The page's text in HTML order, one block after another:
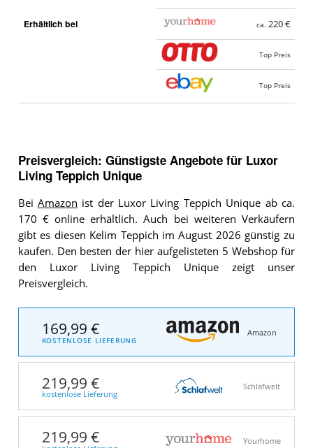
Erhältlich bei ca. 220 €
Top Preis
Top Preis
Preisvergleich: Günstigste Angebote für Luxor
Living Teppich Unique
BeiAmazon ist der Luxor Living Teppich Unique ab ca.
170 € online erhältlich. Auch bei weiteren Verkäufern
gibt es diesen Kelim Teppich im August 2026 günstig zu
kaufen. Den besten der hier aufgelisteten 5 Webshop für
den Luxor Living Teppich Unique zeigt unser
Preisvergleich.
169,99 €
KOSTENLOSE LIEFERUNG
Amazon
219,99 €
kostenlose Lieferung
Schlafwelt
219,99 € Yourhome